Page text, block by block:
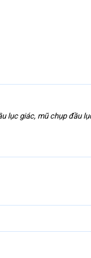
giác, mũ chụp đầu